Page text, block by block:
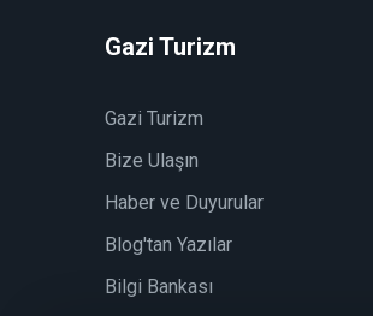
Gazi Turizm
Gazi Turizm
Bize Ulaşın
Haber ve Duyurular
Blog'tan Yazılar
Bilgi Bankası